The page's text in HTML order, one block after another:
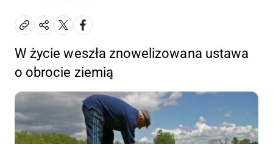
W życie weszła znowelizowana ustawa
o obrocie ziemią